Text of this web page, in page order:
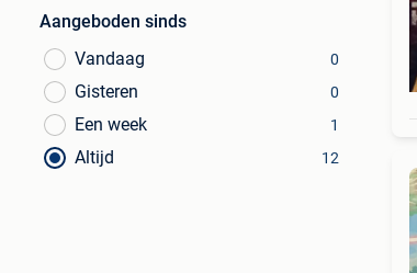
Aangeboden sinds
Vandaag
0
Gisteren 0
Een week 1
Altijd 12